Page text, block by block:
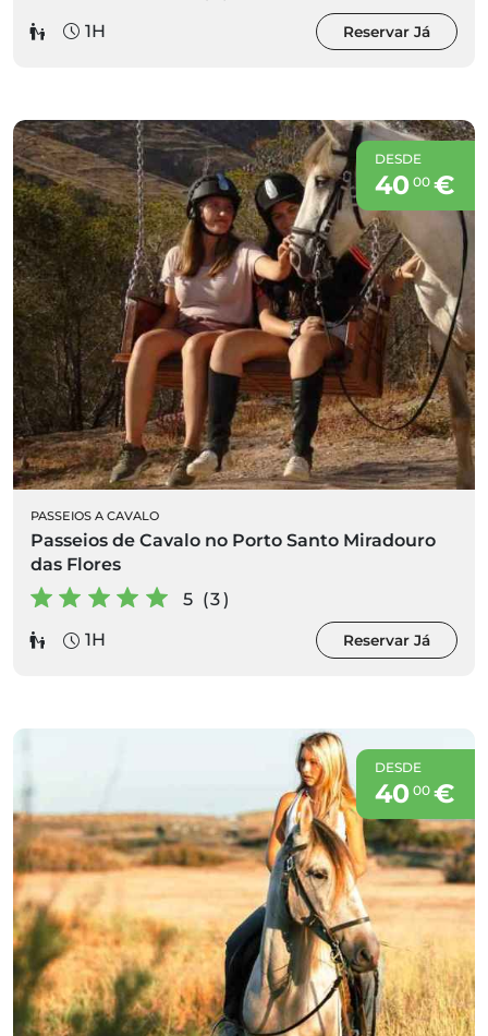
1H
Reservar Já
DESDE
40 00€
PASSEIOS A CAVALO
Passeios de Cavalo no Porto Santo Miradouro
das Flores
5 (3)
1H
Reservar Já
DESDE
40 00€